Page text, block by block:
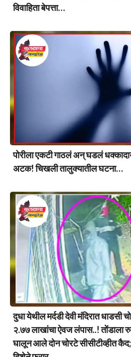
विवाहिता बेपत्ता…
पोरीला एकटी गाठलं अन् घडलं
अटक! चिखली तालुक्यातील घटना…
दुधा येथील मर्दडी देवी मंदिरात धाडसी
२.७७ लाखांचा ऐवज लंपास..! तोंडाला
घालून आले दोन चोरटे सीसीटीव्हीत